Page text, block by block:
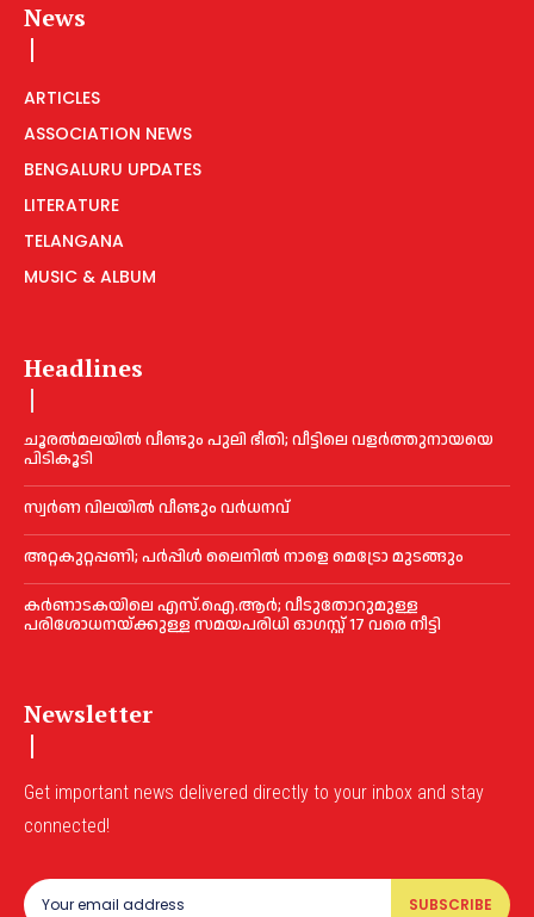
News
ARTICLES
ASSOCIATION NEWS
BENGALURU UPDATES
LITERATURE
TELANGANA
MUSIC & ALBUM
Headlines
ചൂരല്‍മലയില്‍ വീണ്ടും പുലി ഭീതി; വീട്ടിലെ വളര്‍ത്തുനായയെ
പിടികൂടി
സ്വർണ വിലയില്‍ വീണ്ടും വർധനവ്
അറ്റകുറ്റപ്പണി; പർപ്പിൾ ലൈനില്‍ നാളെ മെട്രോ മുടങ്ങും
കർണാടകയിലെ എസ്.ഐ.ആർ; വീടുതോറുമുള്ള
പരിശോധനയ്ക്കുള്ള സമയപരിധി ഓഗസ്റ്റ് 17 വരെ നീട്ടി
Newsletter
Get important news delivered directly to your inbox and stay
connected!
SUBSCRIBE